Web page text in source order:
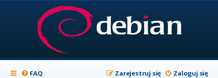
FAQ Zaloguj się
Zarejestruj się